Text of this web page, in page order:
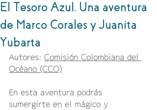
El Tesoro Azul. Una aventura
de Marco Corales y Juanita
Yubarta
Autores: Comisión Colombiana del
Océano (CCO)
En esta aventura podrás
sumergirte en el mágico y